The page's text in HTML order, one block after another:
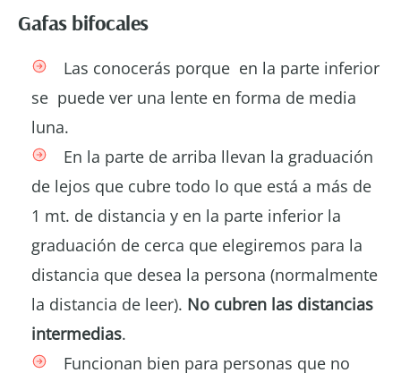
Gafas bifocales
Las conocerás porque en la parte inferior
se puede ver una lente en forma de media
luna.
En la parte de arriba llevan la graduación
de lejos que cubre todo lo que está a más de
1 mt. de distancia y en la parte inferior la
graduación de cerca que elegiremos para la
distancia que desea la persona (normalmente
la distancia de leer). No cubren las distancias
intermedias.
Funcionan bien para personas que no